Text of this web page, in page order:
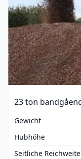
Gewicht
Hubhöhe
Seitliche Reichweite